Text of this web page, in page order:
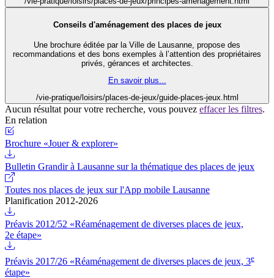
Conseils d'aménagement des places de jeux
Une brochure éditée par la Ville de Lausanne, propose des
recommandations et des bons exemples à l’attention des propriétaires
privés, gérances et architectes.
En savoir plus...
/vie-pratique/loisirs/places-de-jeux/guide-places-jeux.html
Aucun résultat pour votre recherche, vous pouvez effacer les filtres.
En relation
Brochure «Jouer & explorer»
Bulletin Grandir à Lausanne sur la thématique des places de jeux
Toutes nos places de jeux sur l'App mobile Lausanne
Planification 2012-2026
Préavis 2012/52 «Réaménagement de diverses places de jeux,
2e étape»
Préavis 2017/26 «Réaménagement de diverses places de jeux, 3e
étape»